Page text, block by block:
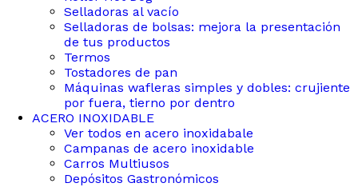
Selladoras al vacío
Selladoras de bolsas: mejora la presentación
de tus productos
Termos
Tostadores de pan
Máquinas wafleras simples y dobles: crujiente
por fuera, tierno por dentro
ACERO INOXIDABLE
Ver todos en acero inoxidabale
Campanas de acero inoxidable
Carros Multiusos
Depósitos Gastronómicos